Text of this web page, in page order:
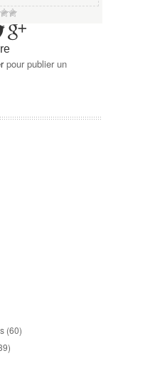
pour publier un
(60)